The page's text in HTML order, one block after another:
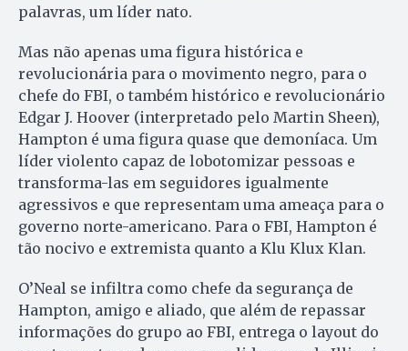
palavras, um líder nato.
Mas não apenas uma figura histórica e
revolucionária para o movimento negro, para o
chefe do FBI, o também histórico e revolucionário
Edgar J. Hoover (interpretado pelo Martin Sheen),
Hampton é uma figura quase que demoníaca. Um
líder violento capaz de lobotomizar pessoas e
transforma-las em seguidores igualmente
agressivos e que representam uma ameaça para o
governo norte-americano. Para o FBI, Hampton é
tão nocivo e extremista quanto a Klu Klux Klan.
O’Neal se infiltra como chefe da segurança de
Hampton, amigo e aliado, que além de repassar
informações do grupo ao FBI, entrega o layout do